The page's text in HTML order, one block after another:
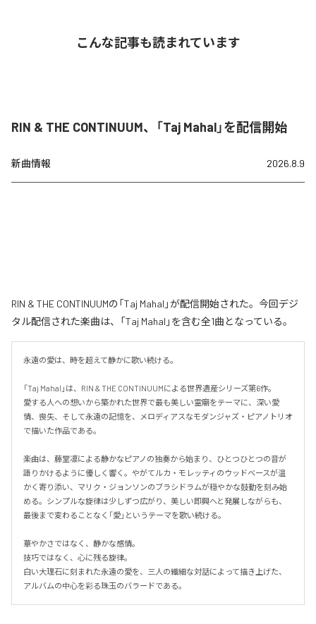
こんな記事も読まれています
RIN & THE CONTINUUM、「Taj Mahal」を配信開始
新曲情報 2026.8.9
RIN & THE CONTINUUMの「Taj Mahal」が配信開始された。今回デジ
タル配信された楽曲は、「Taj Mahal」を含む全1曲となっている。
永遠の愛は、時を超えて静かに歌い続ける。
「Taj Mahal」は、RIN & THE CONTINUUMによる世界遺産シリーズ第6作。
愛する人への想いから築かれた世界で最も美しい霊廟をテーマに、深い愛
情、喪失、そして永遠の記憶を、メロディアスなモダンジャズ・ピアノトリオ
で描いた作品である。
楽曲は、藤堂凛による静かなピアノの独奏から始まり、ひとつひとつの音が
語りかけるように優しく響く。やがてルカ・モレッティのウッドベースが温
かく寄り添い、マリク・ジョンソンのブラシドラムが穏やかな鼓動を刻み始
める。シンプルな旋律は少しずつ広がり、美しい即興へと発展しながらも、
最後まで変わることなく「愛」というテーマを歌い続ける。
華やかさではなく、静かな感情。
技巧ではなく、心に残る旋律。
白い大理石に刻まれた永遠の愛を、三人の繊細な対話によって描き上げた、
アルバムの中心を彩る珠玉のバラードである。